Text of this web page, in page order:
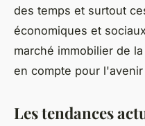
des temps et surtout
économiques et
marché immobilier de
en compte pour l'avenir
Les tendances